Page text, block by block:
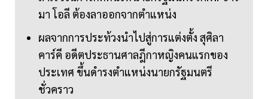
มา โอลี ต้องลาออกจากตำแหน่ง
ผลจากการประท้วงนำไปสู่การแต่งตั้ง สุศิลา
คาร์คี อดีตประธานศาลฎีกาหญิงคนแรกของ
ประเทศ ขึ้นดำรงตำแหน่งนายกรัฐมนตรี
ชั่วคราว